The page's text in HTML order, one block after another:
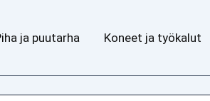
ja puutarha Koneet ja työkalut